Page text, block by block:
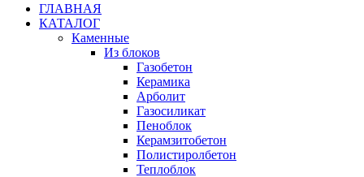
ГЛАВНАЯ
КАТАЛОГ
Каменные
Из блоков
Газобетон
Керамика
Арболит
Газосиликат
Пеноблок
Керамзитобетон
Полистиролбетон
Теплоблок